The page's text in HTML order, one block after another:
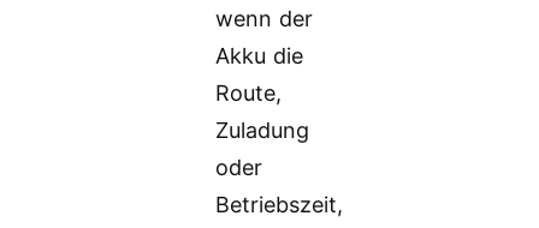
wenn der
Akku die
Route,
Zuladung
oder
Betriebszeit,